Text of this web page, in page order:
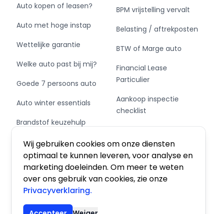
Wij gebruiken cookies om onze diensten
optimaal te kunnen leveren, voor analyse en
marketing doeleinden. Om meer te weten
over ons gebruik van cookies, zie onze
Privacyverklaring.
Auto kopen of leasen?
Auto met hoge instap
Wettelijke garantie
Welke auto past bij mij?
Goede 7 persoons auto
Auto winter essentials
Brandstof keuzehulp
Schakel of automaat?
BPM vrijstelling vervalt
Belasting / aftrekposten
BTW of Marge auto
Financial Lease
Particulier
Aankoop inspectie
checklist
Private Leasen,
Financieren of Kopen?